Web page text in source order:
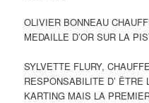
OLIVIER BONNEAU
MEDAILLE D’OR SUR LA
SYLVETTE FLURY,
RESPONSABILITE D’
KARTING MAIS LA